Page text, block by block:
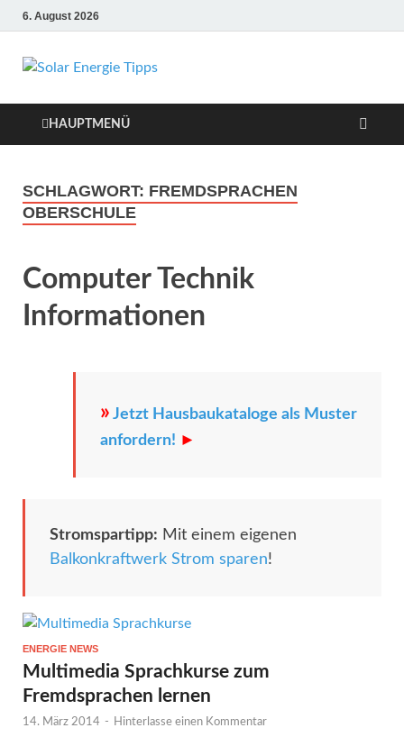
6. August 2026
Solar Energie
Tipps
Informationen und Tipps
HAUPTMENÜ
SCHLAGWORT: FREMDSPRACHEN
OBERSCHULE
Computer Technik
Informationen
» Jetzt Hausbaukataloge als Muster
anfordern! ►
Stromspartipp: Mit einem eigenen
Balkonkraftwerk Strom sparen!
ENERGIE NEWS
Multimedia Sprachkurse zum
Fremdsprachen lernen
14. März 2014 - Hinterlasse einen Kommentar